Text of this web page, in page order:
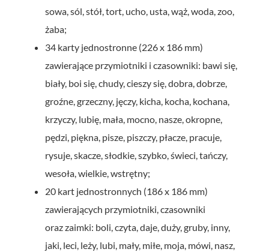
sowa, sól, stół, tort, ucho, usta, wąż, woda, zoo,
żaba;
34 karty jednostronne (226 x 186 mm)
zawierające przymiotniki i czasowniki: bawi się,
biały, boi się, chudy, cieszy się, dobra, dobrze,
groźne, grzeczny, jęczy, kicha, kocha, kochana,
krzyczy, lubię, mała, mocno, nasze, okropne,
pędzi, piękna, pisze, piszczy, płacze, pracuje,
rysuje, skacze, słodkie, szybko, świeci, tańczy,
wesoła, wielkie, wstrętny;
20 kart jednostronnych (186 x 186 mm)
zawierających przymiotniki, czasowniki
oraz zaimki: boli, czyta, daje, duży, gruby, inny,
jaki, leci, leży, lubi, mały, miłe, moja, mówi, nasz,